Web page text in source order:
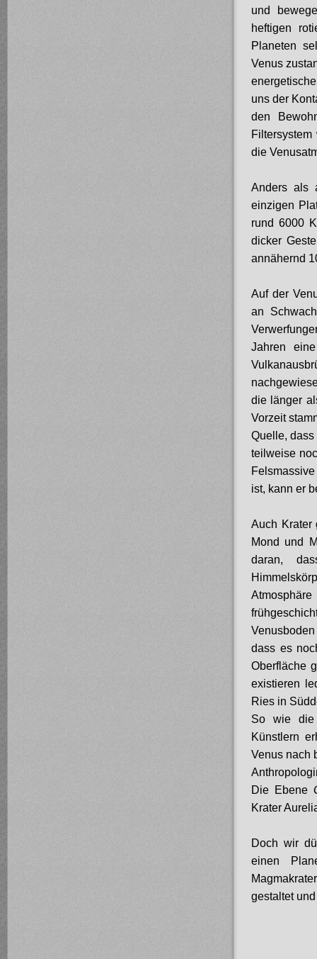
und
heftigen
Planeten
Venus
uns der
den
die
Anders als
einzigen
rund 6000
dicker
annähernd
Auf der
an
Jahren
die länger
Vorzeit
Quelle,
teilweise
ist, kann er
Auch Krater
Mond und
daran,
dass es
Oberfläche
existieren
Ries in
So wie die
Künstlern
Venus nach
Die Ebene
Krater
Doch wir
einen
gestaltet